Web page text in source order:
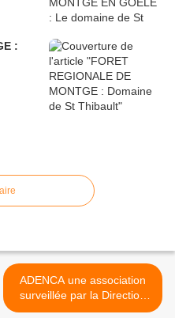
:
ADENCA une association
surveillée par la Direction
générale de la Sécurité